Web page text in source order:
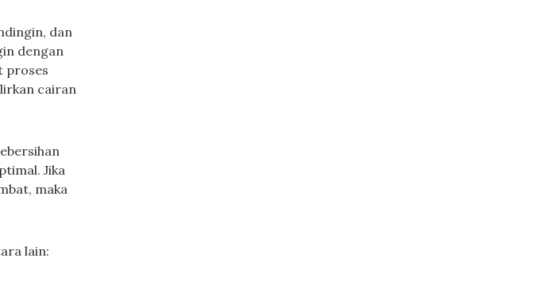
dan
dengan
proses
cairan
Jika
maka
lain: